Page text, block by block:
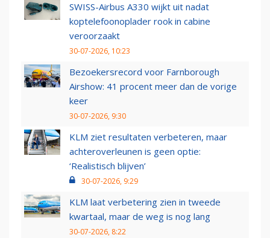
SWISS-Airbus A330 wijkt uit nadat
koptelefoonoplader rook in cabine
veroorzaakt
30-07-2026, 10:23
Bezoekersrecord voor Farnborough
Airshow: 41 procent meer dan de vorige
keer
30-07-2026, 9:30
KLM ziet resultaten verbeteren, maar
achteroverleunen is geen optie:
‘Realistisch blijven’
30-07-2026, 9:29
KLM laat verbetering zien in tweede
kwartaal, maar de weg is nog lang
30-07-2026, 8:22